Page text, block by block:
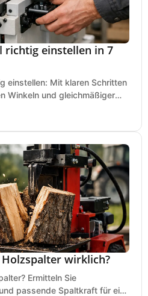
richtig einstellen in 7
einstellen: Mit klaren Schritten
Winkeln und gleichmäßiger
wirklich?
Ermitteln Sie
passende Spaltkraft für eine